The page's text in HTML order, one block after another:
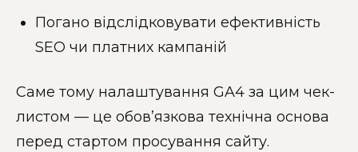
Погано відслідковувати ефективність
SEO чи платних кампаній
Саме тому налаштування GA4 за цим чек-
листом — це обов’язкова технічна основа
перед стартом просування сайту.